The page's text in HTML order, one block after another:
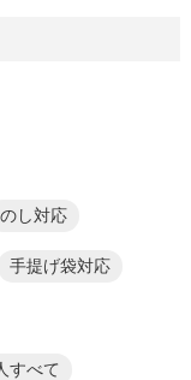
のし対応
手提げ袋対応
すべて